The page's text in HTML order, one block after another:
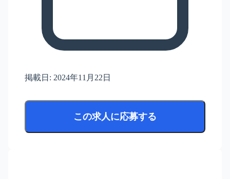
掲載日: 2024年11月22日
この求人に応募する